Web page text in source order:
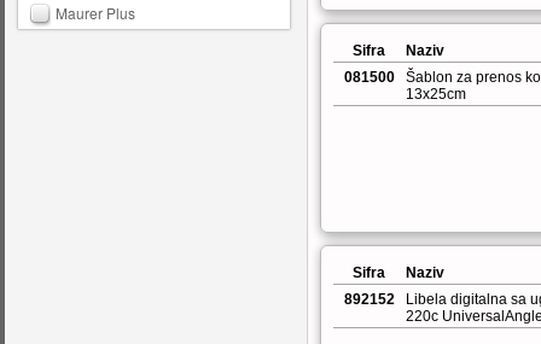
Maurer Plus
Sifra
Naziv
081500
Šablon za prenos
13x25cm
Sifra
Naziv
892152
Libela digitalna sa
220c